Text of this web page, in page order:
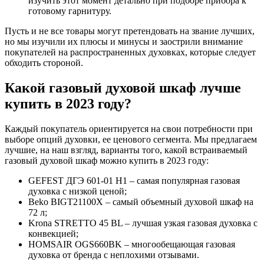
готовому гарнитуру.
Пусть и не все товары могут претендовать на звание лучших,
но мы изучили их плюсы и минусы и заострили внимание
покупателей на распространенных духовках, которые следует
обходить стороной.
Какой газовый духовой шкаф лучше
купить в 2023 году?
Каждый покупатель ориентируется на свои потребности при
выборе опций духовки, ее ценового сегмента. Мы предлагаем
лучшие, на наш взгляд, варианты того, какой встраиваемый
газовый духовой шкаф можно купить в 2023 году:
GEFEST ДГЭ 601-01 Н1 – самая популярная газовая
духовка с низкой ценой;
Beko BIGT21100X – самый объемный духовой шкаф на
72 л;
Krona STRETTO 45 BL – лучшая узкая газовая духовка с
конвекцией;
HOMSAIR OGS660BK – многообещающая газовая
духовка от бренда с неплохими отзывами.